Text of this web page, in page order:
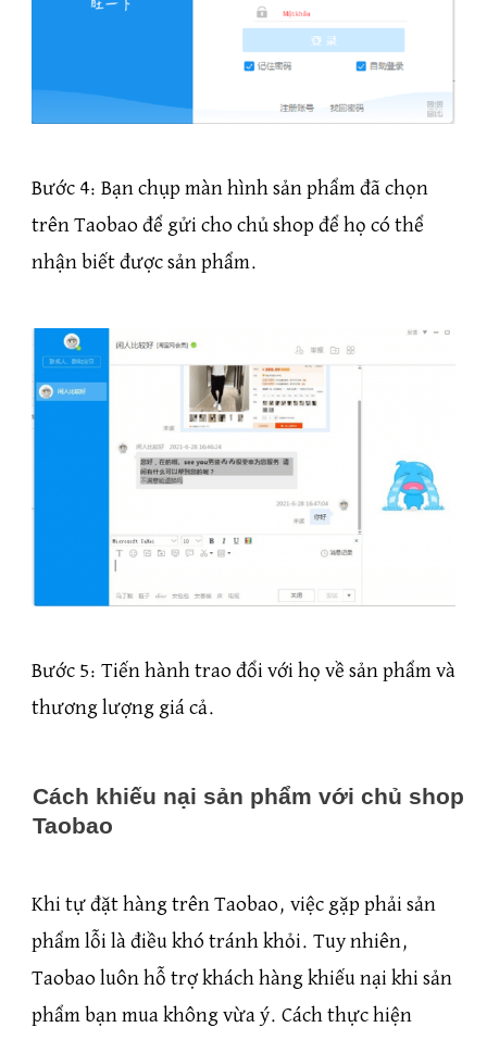
Bước 4: Bạn chụp màn hình sản phẩm đã chọn
trên Taobao để gửi cho chủ shop để họ có thể
nhận biết được sản phẩm.
Bước 5: Tiến hành trao đổi với họ về sản phẩm và
thương lượng giá cả.
Cách khiếu nại sản phẩm với chủ shop
Taobao
Khi tự đặt hàng trên Taobao, việc gặp phải sản
phẩm lỗi là điều khó tránh khỏi. Tuy nhiên,
Taobao luôn hỗ trợ khách hàng khiếu nại khi sản
phẩm bạn mua không vừa ý. Cách thực hiện